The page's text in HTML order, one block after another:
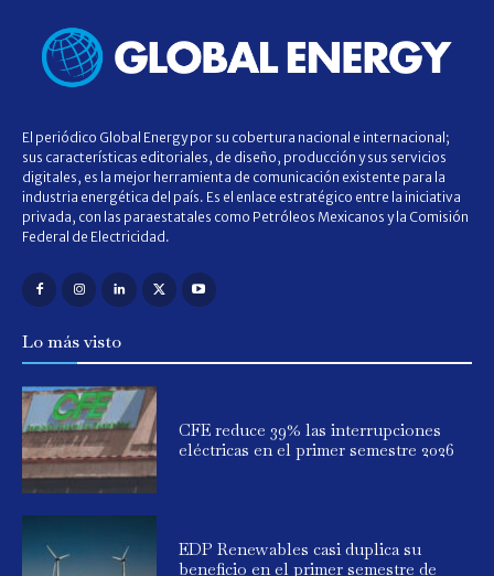
El periódico Global Energy por su cobertura nacional e internacional;
sus características editoriales, de diseño, producción y sus servicios
digitales, es la mejor herramienta de comunicación existente para la
industria energética del país. Es el enlace estratégico entre la iniciativa
privada, con las paraestatales como Petróleos Mexicanos y la Comisión
Federal de Electricidad.
Lo más visto
CFE reduce 39% las interrupciones
eléctricas en el primer semestre 2026
EDP Renewables casi duplica su
beneficio en el primer semestre de